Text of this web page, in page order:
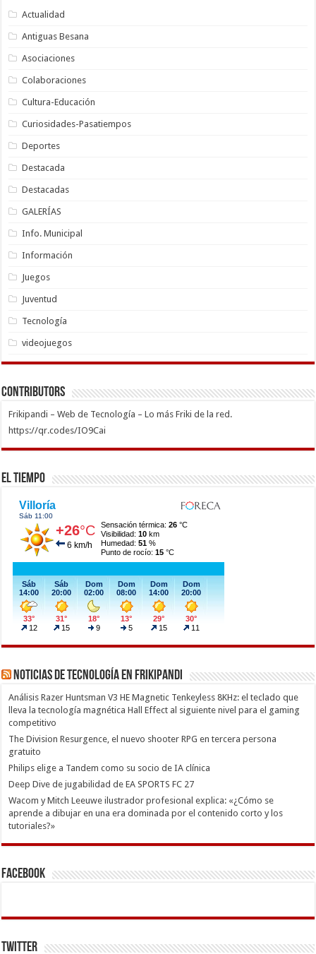
Actualidad
Antiguas Besana
Asociaciones
Colaboraciones
Cultura-Educación
Curiosidades-Pasatiempos
Deportes
Destacada
Destacadas
GALERÍAS
Info. Municipal
Información
Juegos
Juventud
Tecnología
videojuegos
Contributors
Frikipandi – Web de Tecnología – Lo más Friki de la red.
https://qr.codes/IO9Cai
El Tiempo
Noticias de Tecnología en Frikipandi
Análisis Razer Huntsman V3 HE Magnetic Tenkeyless 8KHz: el teclado que
lleva la tecnología magnética Hall Effect al siguiente nivel para el gaming
competitivo
The Division Resurgence, el nuevo shooter RPG en tercera persona
gratuito
Philips elige a Tandem como su socio de IA clínica
Deep Dive de jugabilidad de EA SPORTS FC 27
Wacom y Mitch Leeuwe ilustrador profesional explica: «¿Cómo se
aprende a dibujar en una era dominada por el contenido corto y los
tutoriales?»
Facebook
Twitter